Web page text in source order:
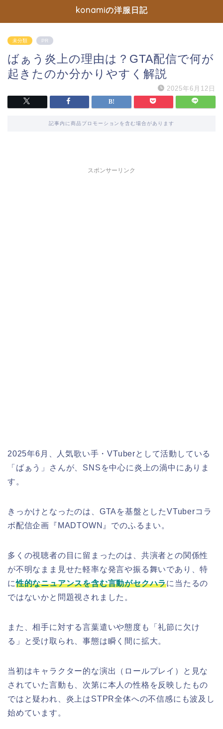
konamiの洋服日記
未分類 PR
ばぁう炎上の理由は？GTA配信で何が
起きたのか分かりやすく解説
2025年6月12日
記事内に商品プロモーションを含む場合があります
スポンサーリンク
2025年6月、人気歌い手・VTuberとして活動している
「ばぁう」さんが、SNSを中心に炎上の渦中にありま
す。
きっかけとなったのは、GTAを基盤としたVTuberコラ
ボ配信企画『MADTOWN』でのふるまい。
多くの視聴者の目に留まったのは、共演者との関係性
が不明なまま見せた軽率な発言や振る舞いであり、特
に性的なニュアンスを含む言動がセクハラに当たるの
ではないかと問題視されました。
また、相手に対する言葉遣いや態度も「礼節に欠け
る」と受け取られ、事態は瞬く間に拡大。
当初はキャラクター的な演出（ロールプレイ）と見な
されていた言動も、次第に本人の性格を反映したもの
ではと疑われ、炎上はSTPR全体への不信感にも波及し
始めています。